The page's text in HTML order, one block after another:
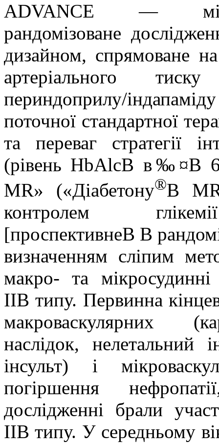
ADVANCE —
рандомізоване
дизайном, спрямоване
артеріального
периндоприлу/
поточної стандартної
та переваг стратегії
(рівень HbAlcВ в‰¤В
MR» («Діабетону®В
контролем
[проспективнеВ В
визначенням сліпим
макро- та мікросудинні
ІІВ типу. Первинна
макроваскулярних
наслідок, нелетальний
інсульт) і
погіршення
дослідженні брали
ІІВ типу. У середньому